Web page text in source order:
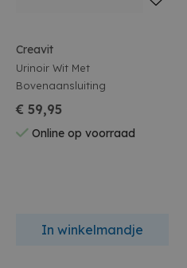
Creavit
Urinoir Wit Met
Bovenaansluiting
€ 59,95
Online op voorraad
In winkelmandje